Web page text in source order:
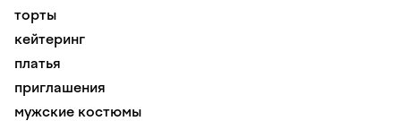
торты
кейтеринг
платья
приглашения
мужские костюмы